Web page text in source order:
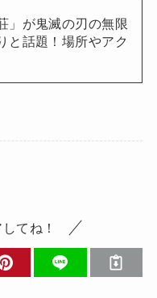
」が鬼滅の刃の無限
と話題！場所やアク
てね！